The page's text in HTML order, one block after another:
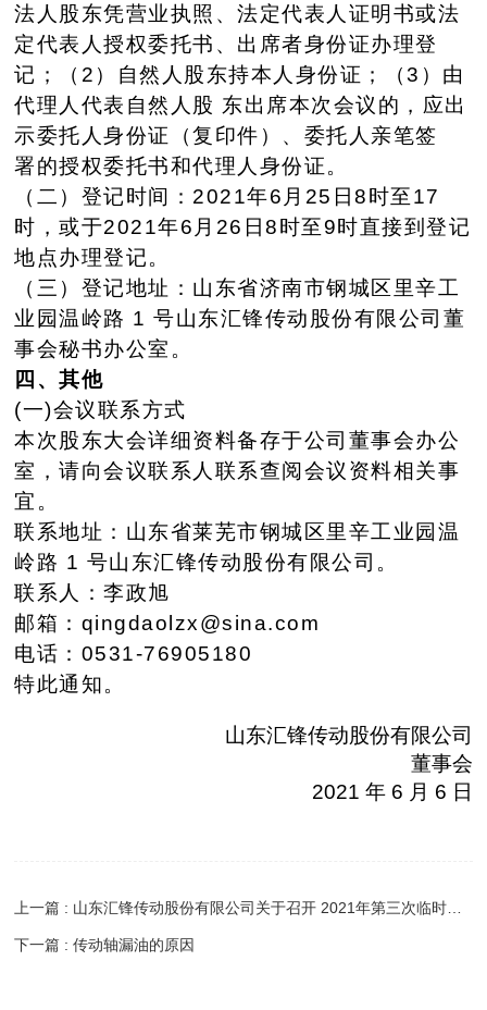
法人股东凭营业执 照、法定代表人证明书或法
定代表人授权委托书、出席者身份证办理登
记；（2）自然人股东持本人身份证；（3）由
代理人代表自然人股 东出席本次会议的，应出
示委托人身份证（复印件）、委托人亲笔签
署的授权委托书和代理人身份证。
（二）登记时间：2021年6月25日8时至17
时，或于2021年6月26日8时至9时直接到登记
地点办理登记。
（三）登记地址：山东省济南市钢城区里辛工
业园温岭路 1 号山东汇锋传动股份有限公司董
事会秘书办公室。
四、其他
(一)会议联系方式
本次股东大会详细资料备存于公司董事会办公
室，请向会议联系 人联系查阅会议资料相关事
宜。
联系地址：山东省莱芜市钢城区里辛工业园温
岭路 1 号山东汇锋传动股份有限公司。
联系人：李政旭
邮箱：qingdaolzx@sina.com
电话：0531-76905180
特此通知。
山东汇锋传动股份有限公司
董事会
2021 年 6 月 6 日
下一篇 : 传动轴漏油的原因